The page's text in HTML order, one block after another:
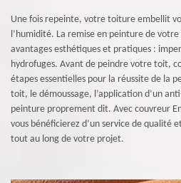
Une fois repeinte, votre toiture embellit
l’humidité. La remise en peinture de
avantages esthétiques et pratiques :
hydrofuges. Avant de peindre votre toit,
étapes essentielles pour la réussite de la
toit, le démoussage, l’application d’un
peinture proprement dit. Avec couvreur
vous bénéficierez d’un service de qualité
tout au long de votre projet.